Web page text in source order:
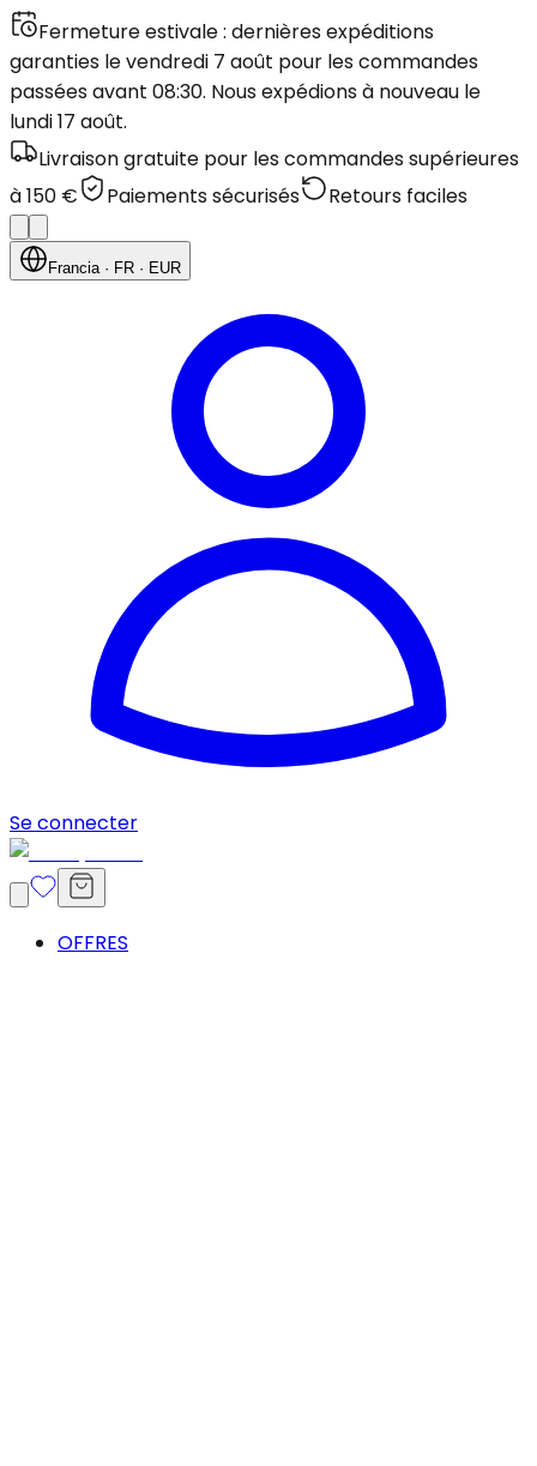
Fermeture estivale : dernières expéditions
garanties le vendredi 7 août pour les commandes
passées avant 08:30. Nous expédions à nouveau le
lundi 17 août.
Livraison gratuite pour les commandes supérieures
à 150 €
Paiements sécurisés Retours faciles
Francia· FR · EUR
Se connecter
OFFRES